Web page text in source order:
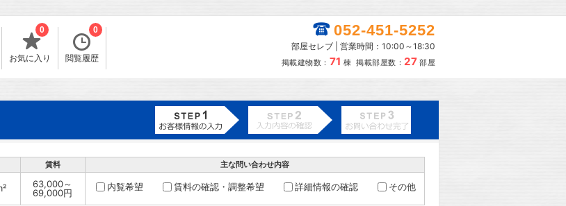
お気に入り
0
閲覧履歴
0 052-451-5252
部屋セレブ | 営業時間：10:00～18:30
掲載建物数： 71 棟 掲載部屋数： 27 部屋
賃料 主な問い合わせ内容
63,000～
69,000円
内覧希望 賃料の確認・調整希望 詳細情報の確認 その他